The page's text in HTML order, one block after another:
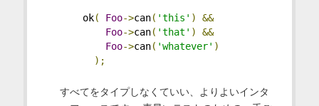
ok( Foo->can( 'this' )
&&
Foo->can( 'that' )
&&
Foo->can( 'whatever' )
);
すべてをタイプしなくていい、よりよいインタ